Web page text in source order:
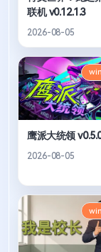
联机 v0.12.1.3
2026-08-05
鹰派大统领
2026-08-05